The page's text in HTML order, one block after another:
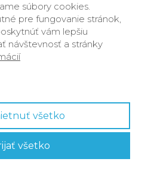
ste heslo?
súbory cookies.
pre fungovanie stránok,
vám lepšiu
návštevnosť a stránky
všetko
všetko